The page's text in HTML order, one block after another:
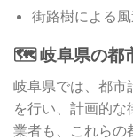
街路樹による
🗺️ 岐阜県の都
岐阜県では、都市
を行い、計画的
業者も、これらの